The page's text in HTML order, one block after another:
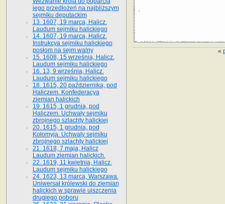
«
jego przedłożeń na najbliższym
sejmiku deputackim
13. 1607, 19 marca, Halicz.
Laudum sejmiku halickiego
14. 1607, 19 marca, Halicz.
Instrukcya sejmiku halickiego
posłom na sejm walny
15. 1608, 15 września, Halicz.
Laudum sejmiku halickiego
16. 13, 9 września, Halicz.
Laudum sejmiku halickiego
18. 1615, 20 października, pod
Haliczem. Konfederacya
ziemian halickich
19. 1615, 1 grudnia, pod
Haliczem. Uchwały sejmiku
zbrojnego szlachty halickiej
20. 1615, 1 grudnia, pod
Kołomyją. Uchwały sejmiku
zbrojnego szlachty halickiej
21. 1618, 7 maja, Halicz
Laudum ziemian halickich.
22. 1619, 11 kwietnia, Halicz.
Laudum sejmiku halickiego
24. 1623, 13 marca, Warszawa.
Uniwersał królewski do ziemian
halickich w sprawie uiszczenia
drugiego poboru